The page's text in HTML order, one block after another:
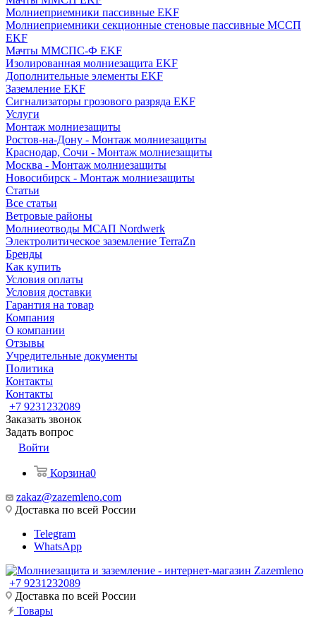
Молниеприемники пассивные EKF
Молниеприемники секционные стеновые пассивные МССП
EKF
Мачты ММСПС-Ф EKF
Изолированная молниезащита EKF
Дополнительные элементы EKF
Заземление EKF
Сигнализаторы грозового разряда EKF
Услуги
Монтаж молниезащиты
Ростов-на-Дону - Монтаж молниезащиты
Краснодар, Сочи - Монтаж молниезащиты
Москва - Монтаж молниезащиты
Новосибирск - Монтаж молниезащиты
Статьи
Все статьи
Ветровые районы
Молниеотводы МСАП Nordwerk
Электролитическое заземление TerraZn
Бренды
Как купить
Условия оплаты
Условия доставки
Гарантия на товар
Компания
О компании
Отзывы
Учредительные документы
Политика
Контакты
Контакты
+7 9231232089
Заказать звонок
Задать вопрос
Войти
Корзина0
zakaz@zazemleno.com
Доставка по всей России
Telegram
WhatsApp
+7 9231232089
Доставка по всей России
Товары